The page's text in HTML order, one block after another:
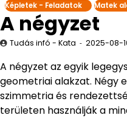
Képletek - Feladatok Matek
A négyzet
Tudás infó - Kata 2025-08-
A négyzet az egyik
geometriai alakzat. Négy
szimmetria és
területen használják a